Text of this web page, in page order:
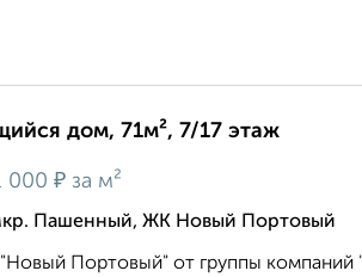
дом, 71м², 7/17 этаж
000 ₽ за м²
Пашенный, ЖК Новый Портовый
Портовый" от группы компаний